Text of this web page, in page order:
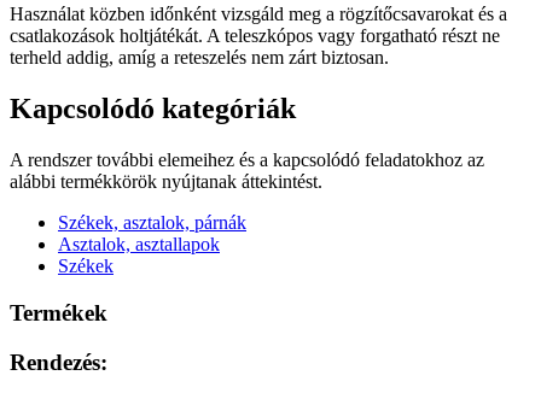
Használat közben időnként vizsgáld meg a rögzítőcsavarokat és a
csatlakozások holtjátékát. A teleszkópos vagy forgatható részt ne
terheld addig, amíg a reteszelés nem zárt biztosan.
Kapcsolódó kategóriák
A rendszer további elemeihez és a kapcsolódó feladatokhoz az
alábbi termékkörök nyújtanak áttekintést.
Székek, asztalok, párnák
Asztalok, asztallapok
Székek
Termékek
Rendezés: